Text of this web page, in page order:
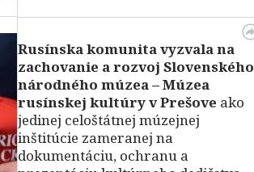
Rusínska komunita vyzvala na
zachovanie a rozvoj Slovenského
národného múzea – Múzea
rusínskej kultúry v Prešove ako
jedinej celoštátnej múzejnej
inštitúcie zameranej na
dokumentáciu, ochranu a